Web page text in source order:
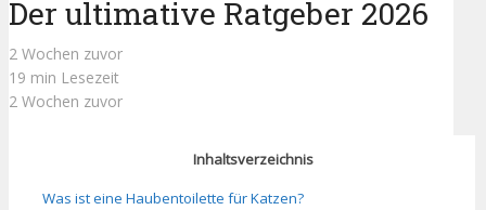
Der ultimative Ratgeber 2026
2 Wochen zuvor
19 min Lesezeit
2 Wochen zuvor
Inhaltsverzeichnis
Was ist eine Haubentoilette für Katzen?